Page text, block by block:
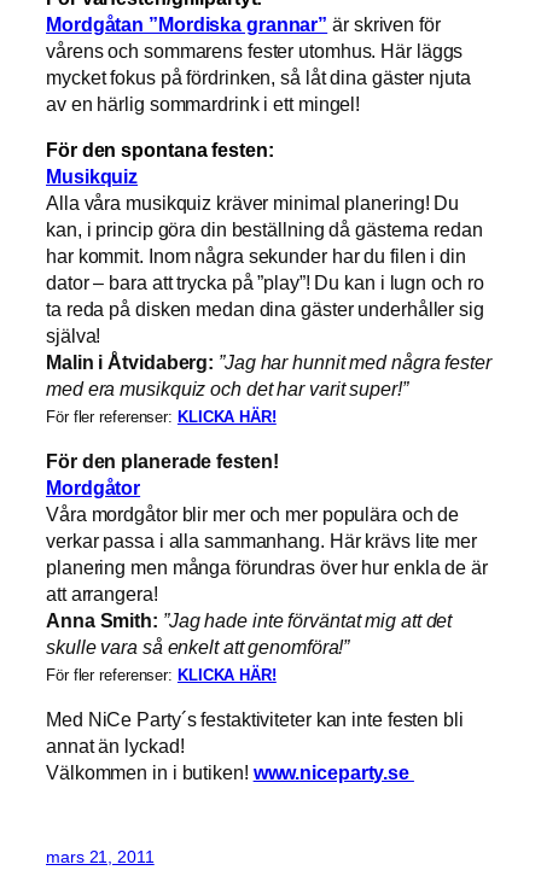
Mordgåtan ”Mordiska grannar” är skriven för
vårens och sommarens fester utomhus. Här läggs
mycket fokus på fördrinken, så låt dina gäster njuta
av en härlig sommardrink i ett mingel!
För den spontana festen:
Musikquiz
Alla våra musikquiz kräver minimal planering! Du
kan, i princip göra din beställning då gästerna redan
har kommit. Inom några sekunder har du filen i din
dator – bara att trycka på ”play”! Du kan i lugn och ro
ta reda på disken medan dina gäster underhåller sig
själva!
Malin i Åtvidaberg: ”Jag har hunnit med några fester
med era musikquiz och det har varit super!”
För fler referenser: KLICKA HÄR!
För den planerade festen!
Mordgåtor
Våra mordgåtor blir mer och mer populära och de
verkar passa i alla sammanhang. Här krävs lite mer
planering men många förundras över hur enkla de är
att arrangera!
Anna Smith: ”Jag hade inte förväntat mig att det
skulle vara så enkelt att genomföra!”
För fler referenser: KLICKA HÄR!
Med NiCe Party´s festaktiviteter kan inte festen bli
annat än lyckad!
Välkommen in i butiken! www.niceparty.se
mars 21, 2011